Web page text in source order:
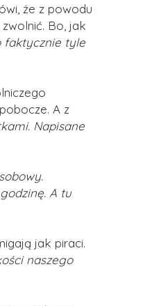
że z powodu
Bo, jak
faktycznie tyle
A z
Napisane
A tu
jak piraci.
naszego